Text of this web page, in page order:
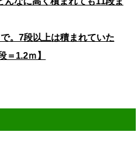
。7段以上は積まれていた
＝1.2ｍ】